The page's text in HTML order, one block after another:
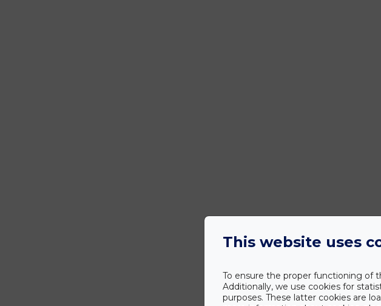
This website uses
To ensure the proper functioning of
Additionally, we use cookies for
purposes. These latter cookies are